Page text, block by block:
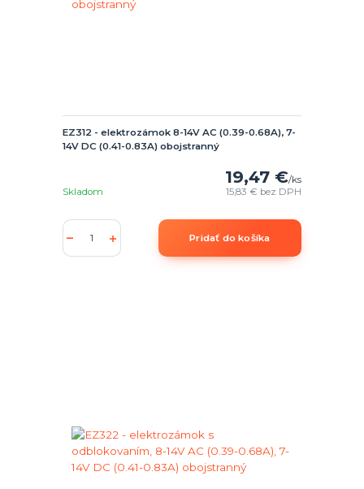
EZ312 - elektrozámok 8-14V AC (0.39-0.68A), 7-
14V DC (0.41-0.83A) obojstranný
19,47 €/ks
15,83 € bez DPH
Skladom
Pridať do košíka